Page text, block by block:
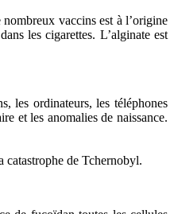
vaccins est à l’origine
les cigarettes. L’alginate est
les ordinateurs, les téléphones
et les anomalies de naissance.
catastrophe de Tchernobyl.